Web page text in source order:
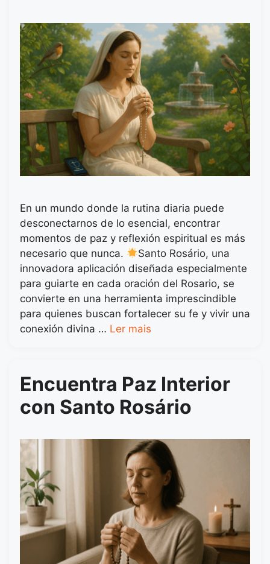
En un mundo donde la rutina diaria puede
desconectarnos de lo esencial, encontrar
momentos de paz y reflexión espiritual es más
necesario que nunca.
Santo Rosário, una
innovadora aplicación diseñada especialmente
para guiarte en cada oración del Rosario, se
convierte en una herramienta imprescindible
para quienes buscan fortalecer su fe y vivir una
conexión divina … Ler mais
Encuentra Paz Interior
con Santo Rosário